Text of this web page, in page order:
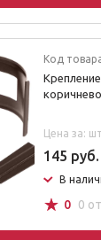
Код
Цена за: шт
145 руб.
В
☆ 0 0